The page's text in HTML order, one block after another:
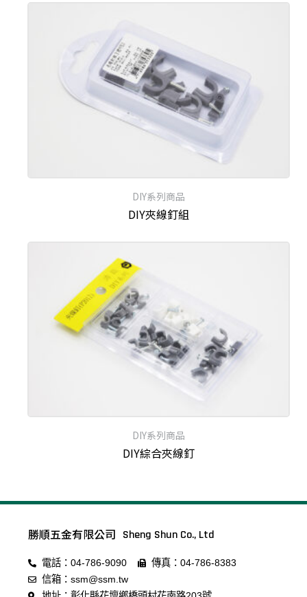
DIY系列商品
DIY夾線釘組
DIY系列商品
DIY綜合夾線釘
勝順五金有限公司 Sheng Shun Co., Ltd
電話：04-786-9090
傳真：04-786-8383
信箱：ssm@ssm.tw